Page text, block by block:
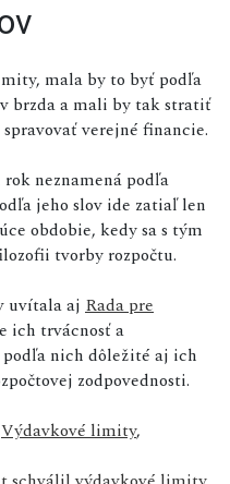
mala by to byť podľa
brzda a mali by tak stratiť
verejné financie.
neznamená podľa
jeho slov ide zatiaľ len
obdobie, kedy sa s tým
tvorby rozpočtu.
uvítala aj Rada pre
ich trvácnosť a
podľa nich dôležité aj ich
zodpovednosti.
Výdavkové limity,